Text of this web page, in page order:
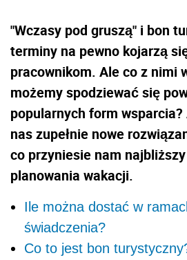
"Wczasy pod gruszą" i bon
terminy na pewno kojarzą
pracownikom. Ale co z nimi
możemy spodziewać się
popularnych form
nas zupełnie nowe
co przyniesie nam
planowania wakacji.
Ile można dostać w
świadczenia?
Co to jest bon